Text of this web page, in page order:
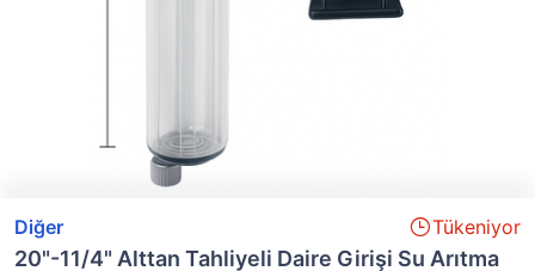
Diğer Tükeniyor
20"-11/4" Alttan Tahliyeli Daire Girişi Su Arıtma